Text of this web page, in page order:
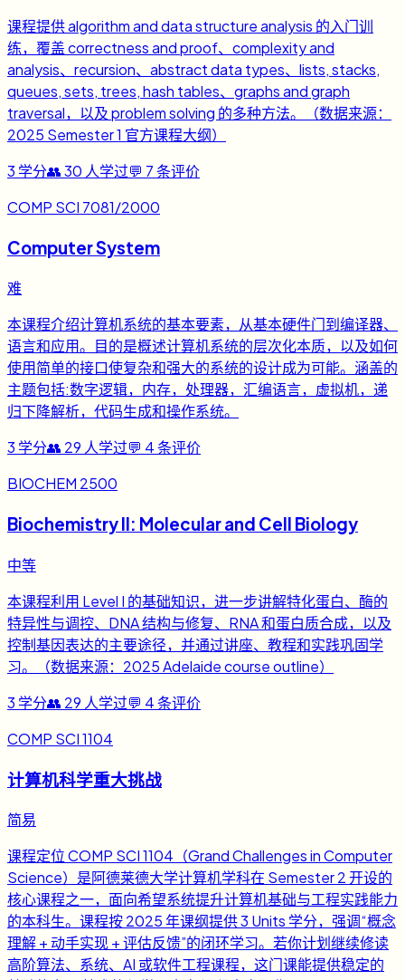
课程提供 algorithm and data structure analysis 的入门训
练，覆盖 correctness and proof、complexity and
analysis、recursion、abstract data types、lists, stacks,
queues, sets, trees, hash tables、graphs and graph
traversal，以及 problem solving 的多种方法。（数据来源：
2025 Semester 1 官方课程大纲）
3 学分👥30 人学过💬 7条评价
COMP SCI 7081/2000
Computer System
难
本课程介绍计算机系统的基本要素，从基本硬件门到编译器、
语言和应用。目的是概述计算机系统的层次化本质，以及如何
使用简单的接口使复杂和强大的系统的设计成为可能。涵盖的
主题包括:数字逻辑，内存，处理器，汇编语言，虚拟机，递
归下降解析，代码生成和操作系统。
3 学分👥 29 人学过💬 4条评价
BIOCHEM 2500
Biochemistry II: Molecular and Cell Biology
中等
本课程利用 Level I 的基础知识，进一步讲解特化蛋白、酶的
特异性与调控、DNA 结构与修复、RNA 和蛋白质合成，以及
控制基因表达的主要途径，并通过讲座、教程和实践巩固学
习。（数据来源：2025 Adelaide course outline）
3 学分👥 29 人学过💬 4条评价
COMP SCI 1104
计算机科学重大挑战
简易
课程定位 COMP SCI 1104（Grand Challenges in Computer
Science）是阿德莱德大学计算机学科在 Semester 2 开设的
核心课程之一，面向希望系统提升计算机基础与工程实践能力
的本科生。课程按 2025 年课纲提供 3 Units 学分，强调“概念
理解 + 动手实现 + 评估反馈”的闭环学习。若你计划继续修读
高阶算法、系统、AI 或软件工程课程，这门课能提供稳定的